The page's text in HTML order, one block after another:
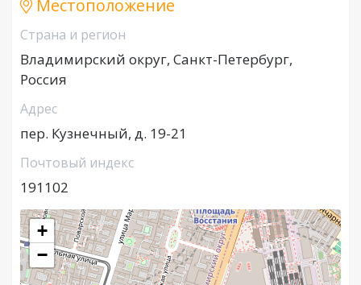
Местоположение
Страна и регион
Владимирский округ, Санкт-Петербург,
Россия
Адрес
пер. Кузнечный, д. 19-21
Почтовый индекс
191102
+
−